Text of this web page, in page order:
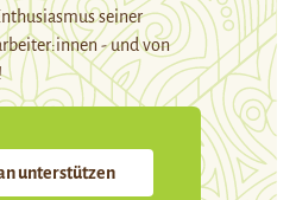
seiner
- und von
unterstützen